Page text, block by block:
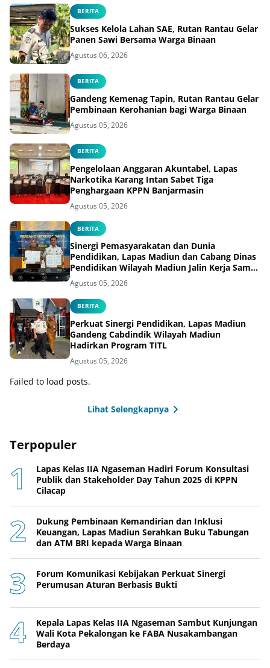
BERITA
Sukses Kelola Lahan SAE, Rutan Rantau Gelar
Panen Sawi Bersama Warga Binaan
Agustus 06, 2026
BERITA
Gandeng Kemenag Tapin, Rutan Rantau Gelar
Pembinaan Kerohanian bagi Warga Binaan
Agustus 05, 2026
BERITA
Pengelolaan Anggaran Akuntabel, Lapas
Narkotika Karang Intan Sabet Tiga
Penghargaan KPPN Banjarmasin
Agustus 05, 2026
BERITA
Sinergi Pemasyarakatan dan Dunia
Pendidikan, Lapas Madiun dan Cabang Dinas
Pendidikan Wilayah Madiun Jalin Kerja Sama
Pendidikan Vokasi Teknik Instalasi Tenaga
Listrik bagi Warga Binaan
Agustus 05, 2026
BERITA
Perkuat Sinergi Pendidikan, Lapas Madiun
Gandeng Cabdindik Wilayah Madiun
Hadirkan Program TITL
Agustus 05, 2026
Failed to load posts.
Lihat Selengkapnya
Terpopuler
Lapas Kelas IIA Ngaseman Hadiri Forum Konsultasi
Publik dan Stakeholder Day Tahun 2025 di KPPN
Cilacap
Dukung Pembinaan Kemandirian dan Inklusi
Keuangan, Lapas Madiun Serahkan Buku Tabungan
dan ATM BRI kepada Warga Binaan
Forum Komunikasi Kebijakan Perkuat Sinergi
Perumusan Aturan Berbasis Bukti
Kepala Lapas Kelas IIA Ngaseman Sambut Kunjungan
Wali Kota Pekalongan ke FABA Nusakambangan
Berdaya